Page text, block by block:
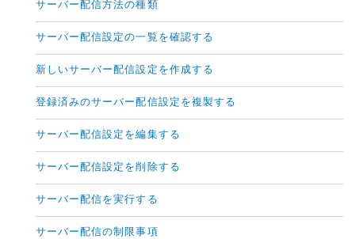
サーバー配信方法の種類
サーバー配信設定の一覧を確認する
新しいサーバー配信設定を作成する
登録済みのサーバー配信設定を複製する
サーバー配信設定を編集する
サーバー配信設定を削除する
サーバー配信を実行する
サーバー配信の制限事項